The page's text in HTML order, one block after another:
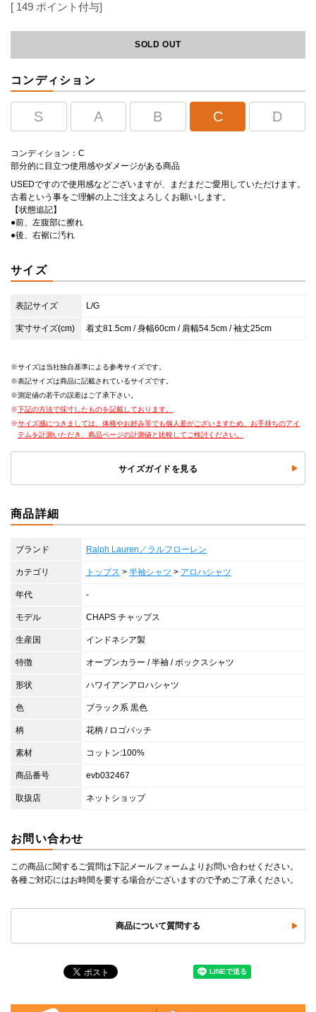
[ 149 ポイント付与]
SOLD OUT
コンディション
S A B C D
コンディション：C
部分的に目立つ使用感やダメージがある商品
USEDですので使用感などございますが、まだまだご愛用していただけます。
古着という事をご理解の上ご注文よろしくお願いします。
【状態追記】
●前、左腹部に擦れ
●後、右裾に汚れ
サイズ
表記サイズ L/G
実寸サイズ(cm) 着丈81.5cm / 身幅60cm / 肩幅54.5cm / 袖丈25cm
サイズは当社独自基準による参考サイズです。
表記サイズは商品に記載されているサイズです。
測定値の若干の誤差はご了承下さい。
下記の方法で採寸したものを記載しております。
サイズ感につきましては、体格やお好み等でも個人差がございますため、お手持ちのアイ
テムを計測いただき、商品ページの計測値と比較してご検討ください。
サイズガイドを見る
商品詳細
ブランド Ralph Lauren／ラルフローレン
カテゴリ トップス > 半袖シャツ > アロハシャツ
年代 -
モデル CHAPS チャップス
生産国 インドネシア製
特徴 オープンカラー / 半袖 / ボックスシャツ
形状 ハワイアンアロハシャツ
色 ブラック系 黒色
柄 花柄 / ロゴパッチ
素材 コットン:100%
商品番号 evb032467
取扱店 ネットショップ
お問い合わせ
この商品に関するご質問は下記メールフォームよりお問い合わせください。
各種ご対応にはお時間を要する場合がございますので予めご了承ください。
商品について質問する